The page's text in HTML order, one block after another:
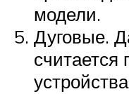
модели.
Дуговые.